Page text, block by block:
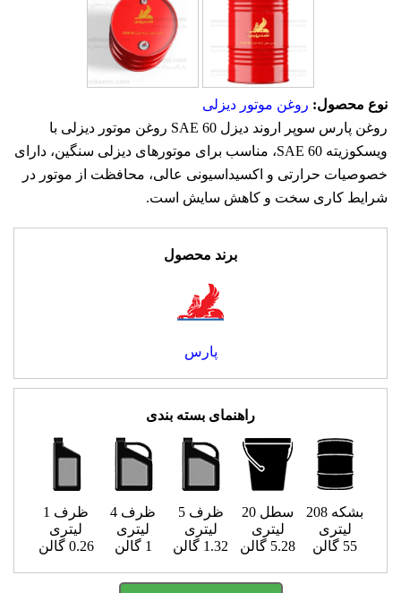
نوع محصول: روغن موتور دیزلی
روغن پارس سوپر اروند دیزل SAE 60 روغن موتور دیزلی با
ویسکوزیته SAE 60، مناسب برای موتورهای دیزلی سنگین، دارای
خصوصیات حرارتی و اکسیداسیونی عالی، محافظت از موتور در
شرایط کاری سخت و کاهش سایش است.
برند محصول
پارس
راهنمای بسته بندی
بشکه 208
لیتری
55 گالن
سطل 20
لیتری
5.28 گالن
ظرف 5
لیتری
1.32 گالن
ظرف 4
لیتری
1 گالن
ظرف 1
لیتری
0.26 گالن